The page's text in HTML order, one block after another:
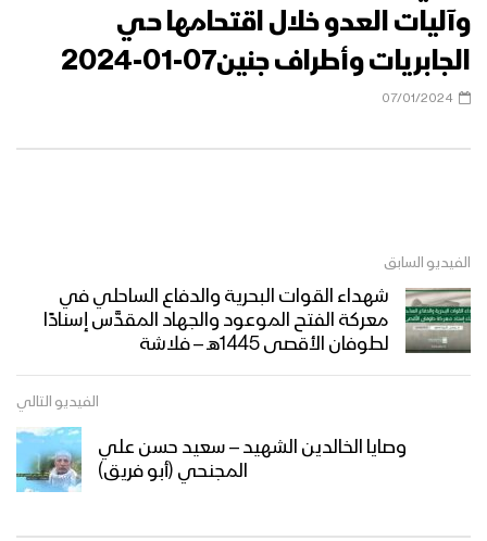
وآليات العدو خلال اقتحامها حي
الجابريات وأطراف جنين07-01-2024
07/01/2024
الفيديو السابق
شهداء القوات البحرية والدفاع الساحلي في
معركة الفتح الموعود والجهاد المقدَّس إسنادًا
لطوفان الأقصى 1445هـ – فلاشة
الفيديو التالي
وصايا الخالدين الشهيد – سعيد حسن علي
المجنحي (أبو فريق)